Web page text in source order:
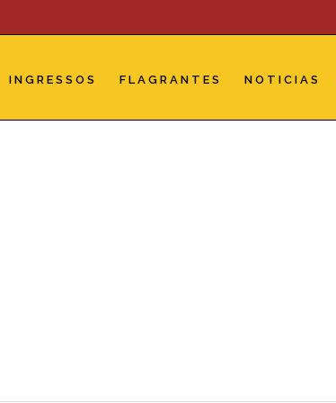
INGRESSOS FLAGRANTES NOTICIAS